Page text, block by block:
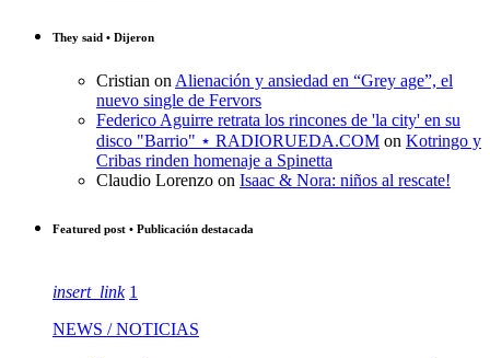
They said • Dijeron
Cristian on Alienación y ansiedad en “Grey age”, el
nuevo single de Fervors
Federico Aguirre retrata los rincones de 'la city' en su
disco "Barrio" ⋆ RADIORUEDA.COM on Kotringo y
Cribas rinden homenaje a Spinetta
Claudio Lorenzo on Isaac & Nora: niños al rescate!
Featured post • Publicación destacada
insert_link 1
NEWS / NOTICIAS